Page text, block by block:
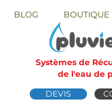
BLOG BOUTIQUE
Systèmes de
de l'eau de
DEVIS